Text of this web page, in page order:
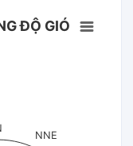
ĐỘ GIÓ
NNE